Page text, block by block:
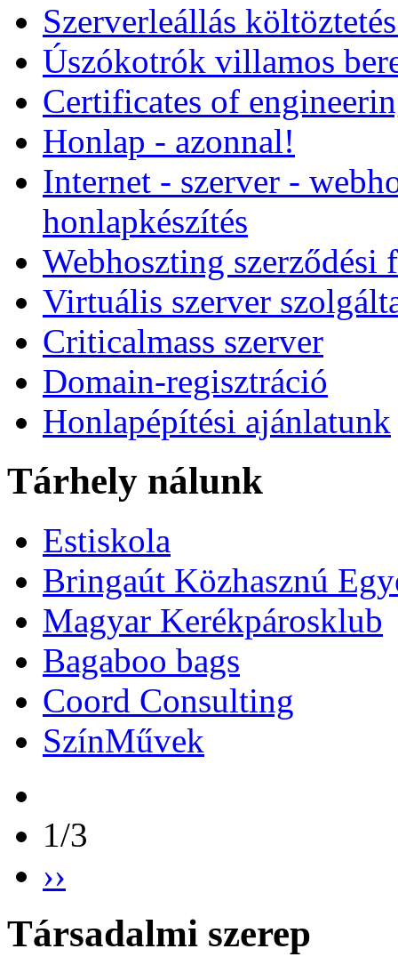
Szerverleállás
Úszókotrók villamos
Certificates of
Honlap - azonnal!
Internet - szerver -
honlapkészítés
Webhoszting szerződési
Virtuális szerver
Criticalmass szerver
Domain-regisztráció
Honlapépítési ajánlatunk
Tárhely nálunk
Estiskola
Bringaút Közhasznú
Magyar Kerékpárosklub
Bagaboo bags
Coord Consulting
SzínMűvek
1/3
››
Társadalmi szerep